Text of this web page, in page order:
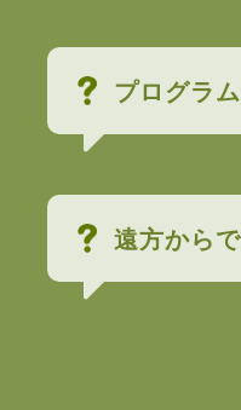
プログラ
遠方から